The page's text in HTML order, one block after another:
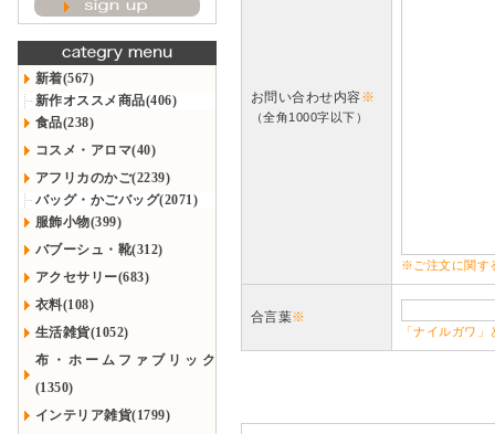
新着(567)
新作オススメ商品(406)
食品(238)
コスメ・アロマ(40)
アフリカのかご(2239)
バッグ・かごバッグ(2071)
服飾小物(399)
バブーシュ・靴(312)
アクセサリー(683)
衣料(108)
生活雑貨(1052)
布・ホームファブリック
(1350)
インテリア雑貨(1799)
お問い合わせ内容※
（全角1000字以下）
※ご注文に関す
合言葉※
「ナイルガワ